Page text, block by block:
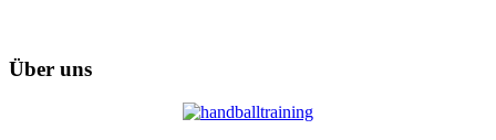
Über uns